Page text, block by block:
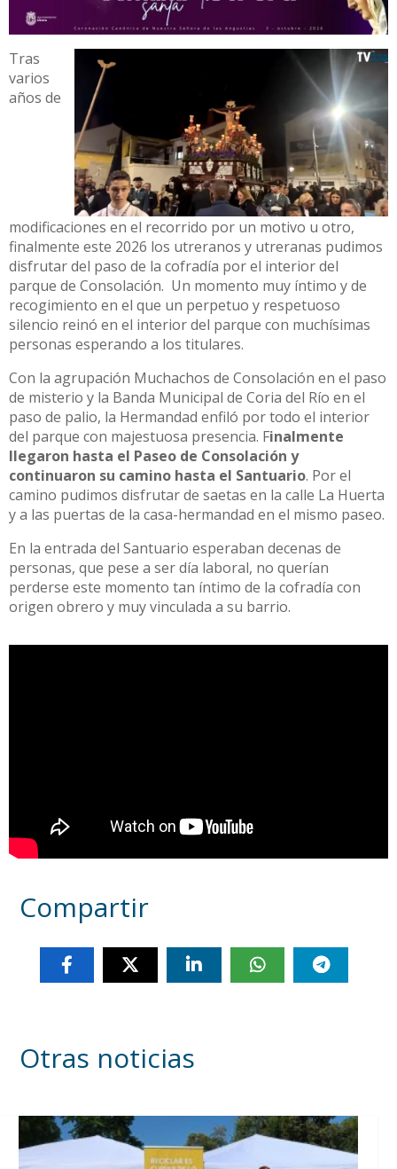
Tras
varios
años de
modificaciones en el recorrido por un motivo u otro,
finalmente este 2026 los utreranos y utreranas pudimos
disfrutar del paso de la cofradía por el interior del
parque de Consolación. Un momento muy íntimo y de
recogimiento en el que un perpetuo y respetuoso
silencio reinó en el interior del parque con muchísimas
personas esperando a los titulares.
Con la agrupación Muchachos de Consolación en el paso
de misterio y la Banda Municipal de Coria del Río en el
paso de palio, la Hermandad enfiló por todo el interior
del parque con majestuosa presencia. Finalmente
llegaron hasta el Paseo de Consolación y
continuaron su camino hasta el Santuario. Por el
camino pudimos disfrutar de saetas en la calle La Huerta
y a las puertas de la casa-hermandad en el mismo paseo.
En la entrada del Santuario esperaban decenas de
personas, que pese a ser día laboral, no querían
perderse este momento tan íntimo de la cofradía con
origen obrero y muy vinculada a su barrio.
Compartir
Otras noticias